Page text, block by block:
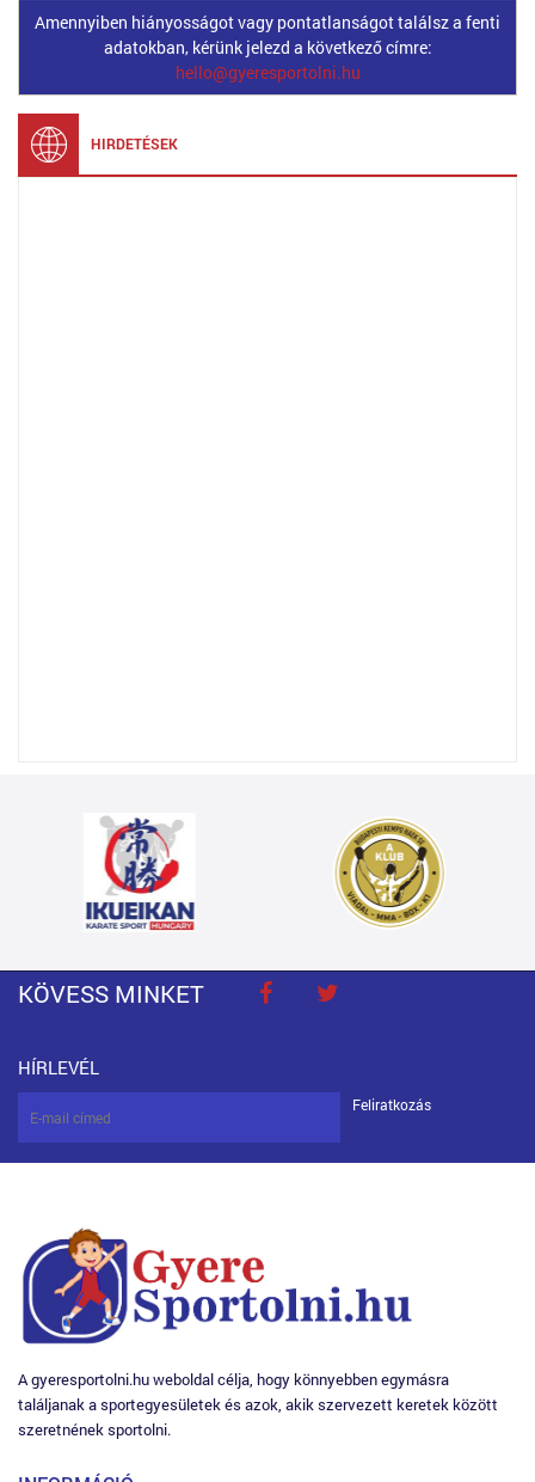
Amennyiben hiányosságot vagy pontatlanságot találsz a fenti
adatokban, kérünk jelezd a következő címre:
hello@gyeresportolni.hu
HIRDETÉSEK
KÖVESS MINKET
HÍRLEVÉL
Feliratkozás
A gyeresportolni.hu weboldal célja, hogy könnyebben egymásra
találjanak a sportegyesületek és azok, akik szervezett keretek között
szeretnének sportolni.